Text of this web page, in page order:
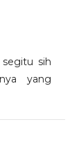
sih
yang